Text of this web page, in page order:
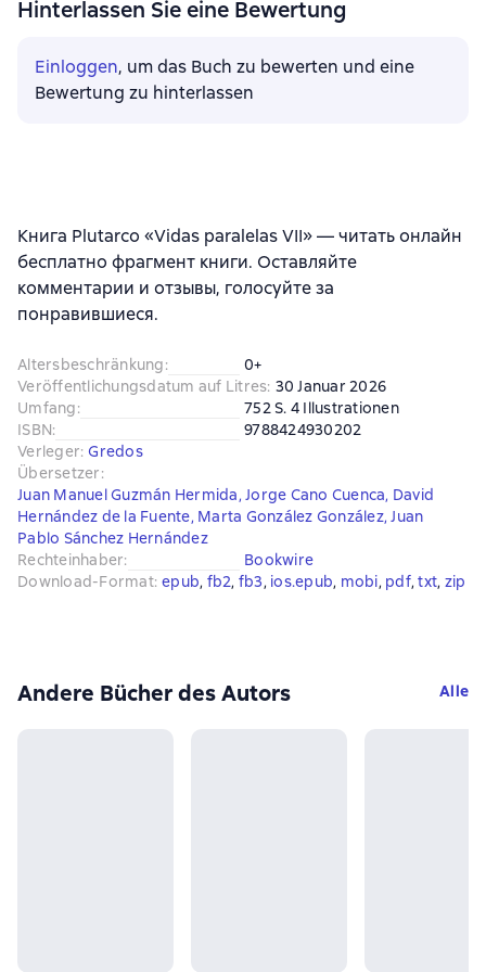
Hinterlassen Sie eine Bewertung
Einloggen, um das Buch zu bewerten und eine
Bewertung zu hinterlassen
Книга Plutarco «Vidas paralelas VII» — читать онлайн
бесплатно фрагмент книги. Оставляйте
комментарии и отзывы, голосуйте за
понравившиеся.
Altersbeschränkung:
0+
Veröffentlichungsdatum auf Litres: 30 Januar 2026
Umfang:
752 S. 4 Illustrationen
ISBN:
9788424930202
Verleger: Gredos
Übersetzer:
Juan Manuel Guzmán Hermida, Jorge Cano Cuenca, David
Hernández de la Fuente, Marta González González,Juan
Pablo Sánchez Hernández
Rechteinhaber:
Bookwire
Download-Format: epub, fb2, fb3, ios.epub, mobi, pdf, txt, zip
Andere Bücher des Autors Alle